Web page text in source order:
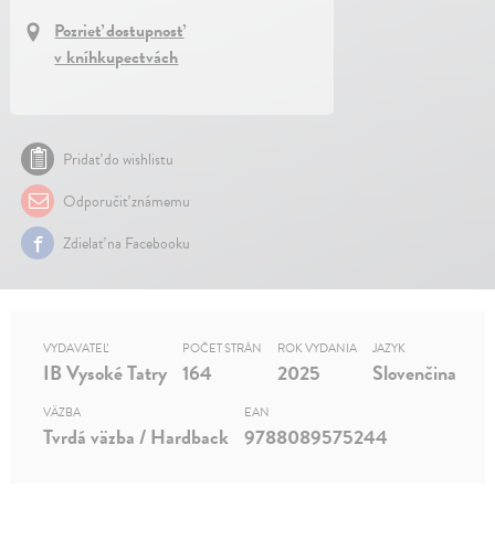
Pozrieť dostupnosť
v kníhkupectvách
Pridať do wishlistu
Odporučiť známemu
Zdielať na Facebooku
VYDAVATEĽ
IB Vysoké Tatry
POČET STRÁN
164
ROK VYDANIA
2025
JAZYK
Slovenčina
VÄZBA
Tvrdá väzba / Hardback
EAN
9788089575244